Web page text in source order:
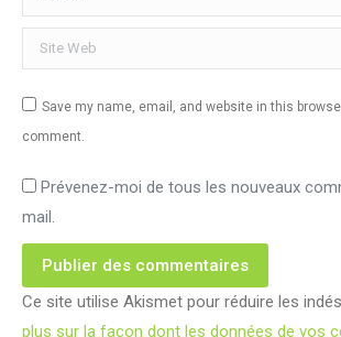
Site Web
Save my name, email, and website in this
comment.
Prévenez-moi de tous les nouveaux
mail.
Publier des commentaires
Ce site utilise Akismet pour réduire les
plus sur la façon dont les données de vos